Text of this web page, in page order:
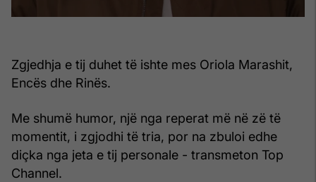
Zgjedhja e tij duhet të ishte mes Oriola Marashit,
Encës dhe Rinës.
Me shumë humor, një nga reperat më në zë të
momentit, i zgjodhi të tria, por na zbuloi edhe
diçka nga jeta e tij personale - transmeton Top
Channel.